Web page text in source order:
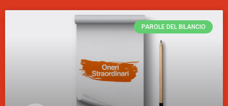
PAROLE DEL BILANCIO